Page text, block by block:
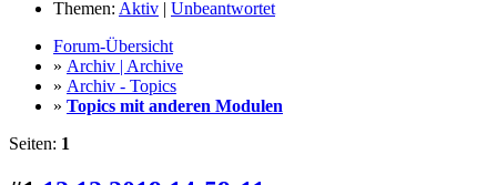
Themen: Aktiv | Unbeantwortet
Forum-Übersicht
» Archiv | Archive
» Archiv - Topics
» Topics mit anderen Modulen
Seiten: 1